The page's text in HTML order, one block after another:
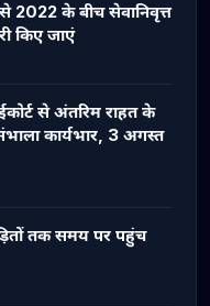
2022 के बीच सेवानिवृत्त
किए जाएं
से अंतरिम राहत के
कार्यभार, 3 अगस्त
तक समय पर पहुंच